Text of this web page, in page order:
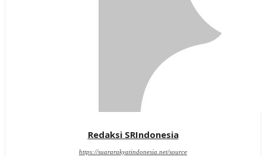
Redaksi SRIndonesia
https://suararakyatindonesia.net/source